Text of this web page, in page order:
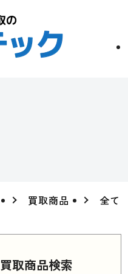
買取商品 全て
買取商品検索